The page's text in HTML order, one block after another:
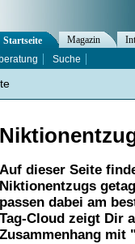
Auf dieser Seite
Niktionentzugs
passen dabei am
Tag-Cloud zeigt Dir
Zusammenhang mit
Startseite Magazin
Suche